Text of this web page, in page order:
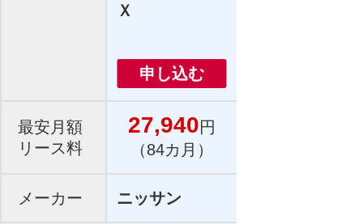
Ｘ
申し込む
最安月額
リース料
27,940円
（84カ月）
メーカー ニッサン